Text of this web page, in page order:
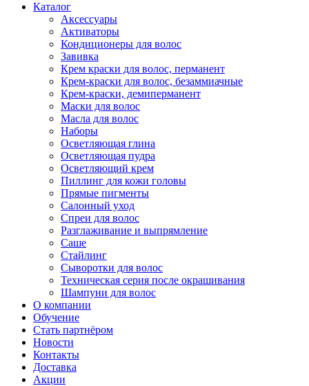
Каталог
Аксессуары
Активаторы
Кондиционеры для волос
Завивка
Крем краски для волос, перманент
Крем-краски для волос, безаммиачные
Крем-краски, демиперманент
Маски для волос
Масла для волос
Наборы
Осветляющая глина
Осветляющая пудра
Осветляющий крем
Пиллинг для кожи головы
Прямые пигменты
Салонный уход
Спреи для волос
Разглаживание и выпрямление
Саше
Стайлинг
Сыворотки для волос
Техническая серия после окрашивания
Шампуни для волос
О компании
Обучение
Стать партнёром
Новости
Контакты
Доставка
Акции